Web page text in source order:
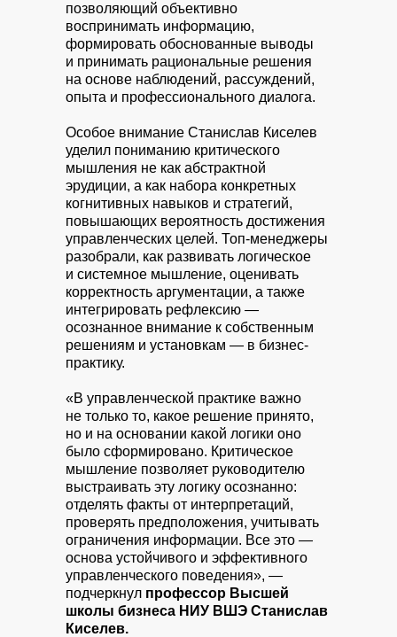
позволяющий объективно
воспринимать информацию,
формировать обоснованные выводы
и принимать рациональные решения
на основе наблюдений, рассуждений,
опыта и профессионального диалога.
Особое внимание Станислав Киселев
уделил пониманию критического
мышления не как абстрактной
эрудиции, а как набора конкретных
когнитивных навыков и стратегий,
повышающих вероятность достижения
управленческих целей. Топ-менеджеры
разобрали, как развивать логическое
и системное мышление, оценивать
корректность аргументации, а также
интегрировать рефлексию —
осознанное внимание к собственным
решениям и установкам — в бизнес-
практику.
«В управленческой практике важно
не только то, какое решение принято,
но и на основании какой логики оно
было сформировано. Критическое
мышление позволяет руководителю
выстраивать эту логику осознанно:
отделять факты от интерпретаций,
проверять предположения, учитывать
ограничения информации. Все это —
основа устойчивого и эффективного
управленческого поведения», —
подчеркнул профессор Высшей
школы бизнеса НИУ ВШЭ Станислав
Киселев.